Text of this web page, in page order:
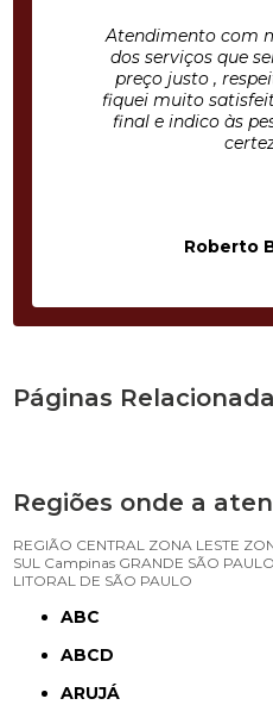
Atendimento com
dos serviços que
preço justo ,
fiquei muito
final e indico às
Roberto
Páginas
Regiões onde a
REGIÃO CENTRAL ZONA LESTE
SUL Campinas GRANDE SÃO PAULO
LITORAL DE SÃO PAULO
ABC
ABCD
ARUJÁ